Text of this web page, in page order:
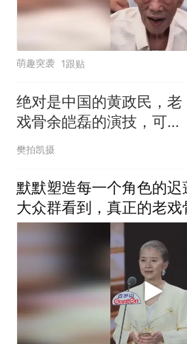
萌趣突袭 1跟贴
绝对是中国的黄政民，老
戏骨余皑磊的演技，可正
可邪收放自如
樊拍凯摄
默默塑造每一个角色的
大众群看到，真正的老戏